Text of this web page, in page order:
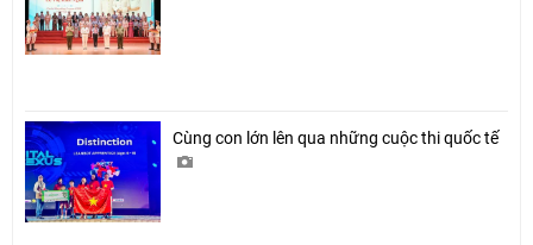
Cùng con lớn lên qua những cuộc thi quốc tế